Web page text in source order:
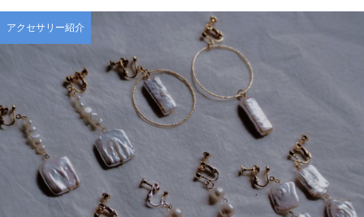
アクセサリー紹介